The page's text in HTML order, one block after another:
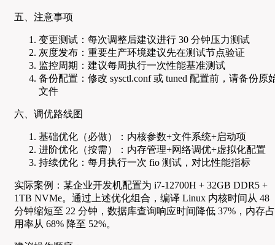
五、注意事项
变更测试：每次调整后建议进行 30 分钟压力测试
灰度发布：重要生产环境建议先在测试节点验证
监控周期：建议每周执行一次性能基准测试
备份配置：修改 sysctl.conf 或 tuned 配置前，请备份原
文件
六、调优路线图
基础优化（必做）：内核参数+文件系统+启动项
进阶优化（按需）：内存管理+网络调优+虚拟化配置
持续优化：每月执行一次 fio 测试，对比性能指标
实际案例：某企业开发机配置为 i7-12700H + 32GB DDR5 +
1TB NVMe。通过上述优化组合，编译 Linux 内核时间从 48
分钟缩短至 22 分钟，数据库查询响应时间降低 37%，内存占
用率从 68% 降至 52%。